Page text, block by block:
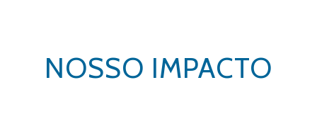
NOSSO IMPACTO